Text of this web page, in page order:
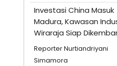
Investasi China Masuk
Madura, Kawasan
Wiraraja Siap
Reporter Nurtiandriyani
Simamora